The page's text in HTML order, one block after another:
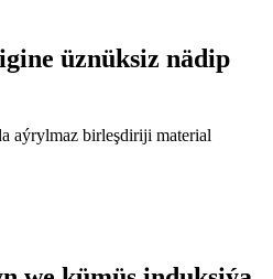
üznüksiz nädip
aýrylmaz birleşdiriji material